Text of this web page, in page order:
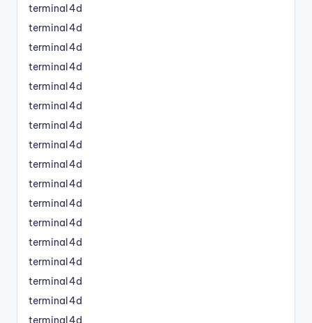
terminal4d
terminal4d
terminal4d
terminal4d
terminal4d
terminal4d
terminal4d
terminal4d
terminal4d
terminal4d
terminal4d
terminal4d
terminal4d
terminal4d
terminal4d
terminal4d
terminal4d